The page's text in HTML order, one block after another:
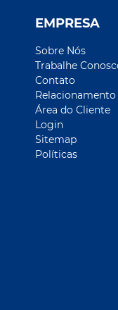
EMPRESA
Sobre Nós
Trabalhe
Contato
Relacionamento
Área do Cliente
Login
Sitemap
Políticas